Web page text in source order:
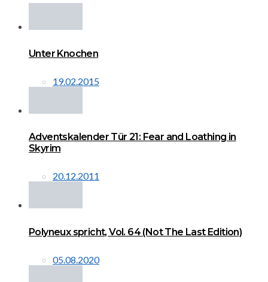
Unter Knochen
19.02.2015
Adventskalender Tür 21: Fear and Loathing in
Skyrim
20.12.2011
Polyneux spricht, Vol. 64 (Not The Last Edition)
05.08.2020